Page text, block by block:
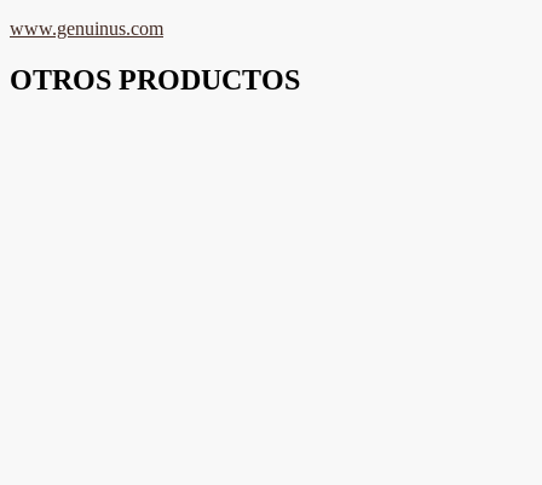
www.genuinus.com
OTROS PRODUCTOS